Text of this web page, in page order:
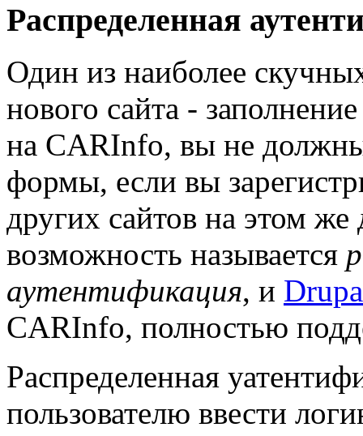
Распределенная
Один из наиболее
нового сайта -
на CARInfo, вы не
формы, если вы
других сайтов на этом
возможность называется
аутентификация, и
CARInfo, полностью
Распределенная
пользователю ввести